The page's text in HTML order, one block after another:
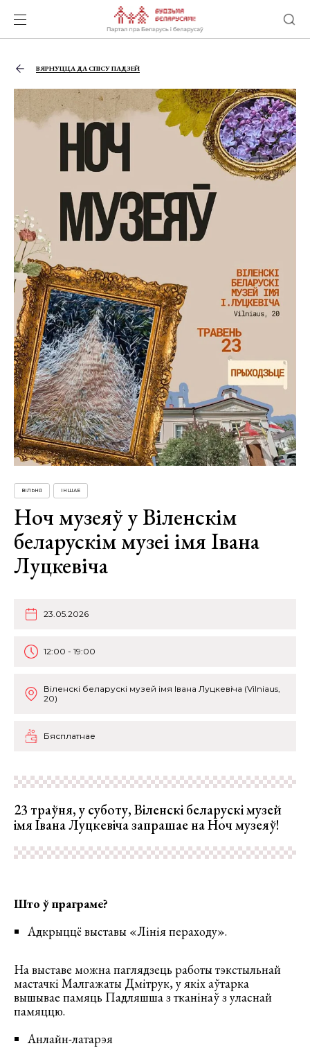
ВЯРНУЦЦА ДА СПІСУ ПАДЗЕЙ
ВІЛЬНЯ ІНШАЕ
Ноч музеяў у Віленскім
беларускім музеі імя Івана
Луцкевіча
23.05.2026
12:00 - 19:00
Віленскі беларускі музей імя Івана Луцкевіча (Vilniaus,
20)
Бясплатнае
23 траўня, у суботу, Віленскі беларускі музей
імя Івана Луцкевіча запрашае на Ноч музеяў!
Што ў праграме?
Адкрыццё выставы «Лінія пераходу».
На выставе можна паглядзець работы тэкстыльнай
мастачкі Малгажаты Дмітрук, у якіх аўтарка
вышывае памяць Падляшша з тканінаў з уласнай
памяццю.
Анлайн-латарэя